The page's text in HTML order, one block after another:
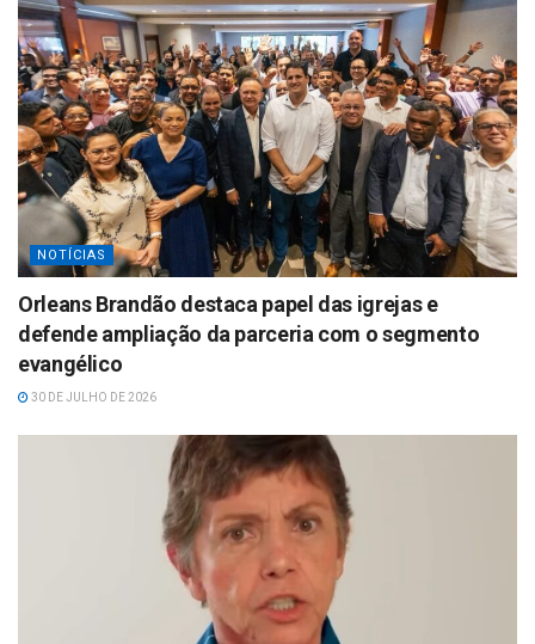
NOTÍCIAS
Orleans Brandão destaca papel das igrejas e
defende ampliação da parceria com o segmento
evangélico
30 DE JULHO DE 2026